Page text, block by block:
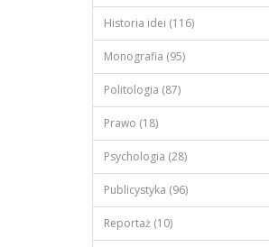
Historia idei (116)
Monografia (95)
Politologia (87)
Prawo (18)
Psychologia (28)
Publicystyka (96)
Reportaż (10)